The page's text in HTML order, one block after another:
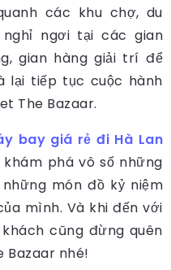
các khu chợ, du
ngơi tại các gian
gian hàng giải trí để
lại tiếp tục cuộc hành
The Bazaar.
bay giá rẻ đi Hà Lan
phá vô số những
món đồ kỷ niệm
mình. Và khi đến với
cũng đừng quên
Bazaar nhé!